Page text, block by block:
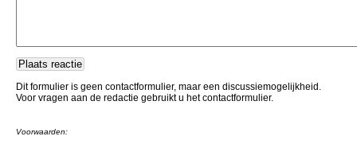
Dit formulier is geen contactformulier, maar een discussiemogelijkheid.
Voor vragen aan de redactie gebruikt u het contactformulier.
Voorwaarden: